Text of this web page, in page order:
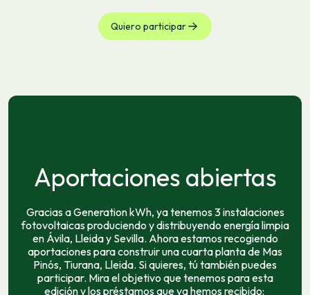
Quiero participar
Aportaciones abiertas
Gracias a Generation kWh, ya tenemos 3 instalaciones
fotovoltaicas produciendo y distribuyendo energía limpia
en Ávila, Lleida y Sevilla. Ahora estamos recogiendo
aportaciones para construir una cuarta planta de Mas
Pinós, Tiurana, Lleida. Si quieres, tú también puedes
participar. Mira el objetivo que tenemos para esta
edición y los préstamos que ya hemos recibido: